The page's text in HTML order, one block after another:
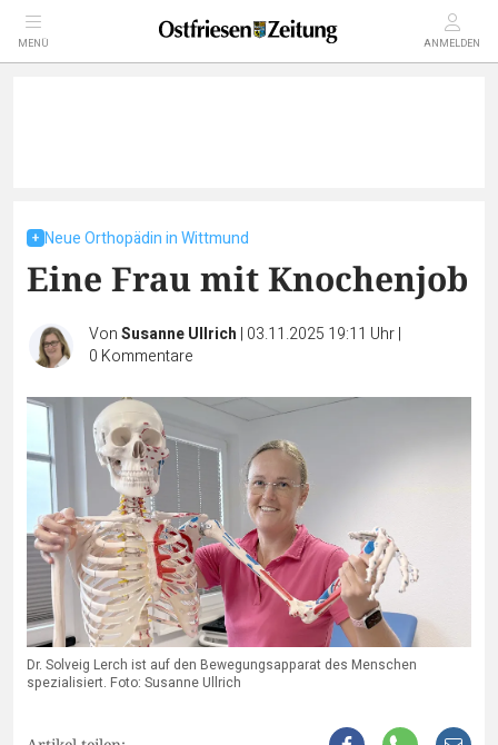
MENÜ ANMELDEN
Neue Orthopädin in Wittmund
Eine Frau mit Knochenjob
VonSusanne Ullrich | 03.11.2025 19:11 Uhr|
0 Kommentare
Dr. Solveig Lerch ist auf den Bewegungsapparat des Menschen
spezialisiert. Foto: Susanne Ullrich